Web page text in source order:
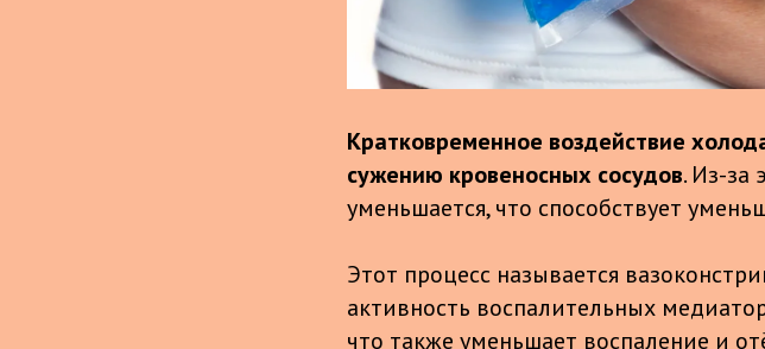
Кратковременное воздействие
сужению кровеносных сосудов. Из-за
уменьшается, что способствует
Этот процесс называется
активность воспалительных
что также уменьшает воспаление и